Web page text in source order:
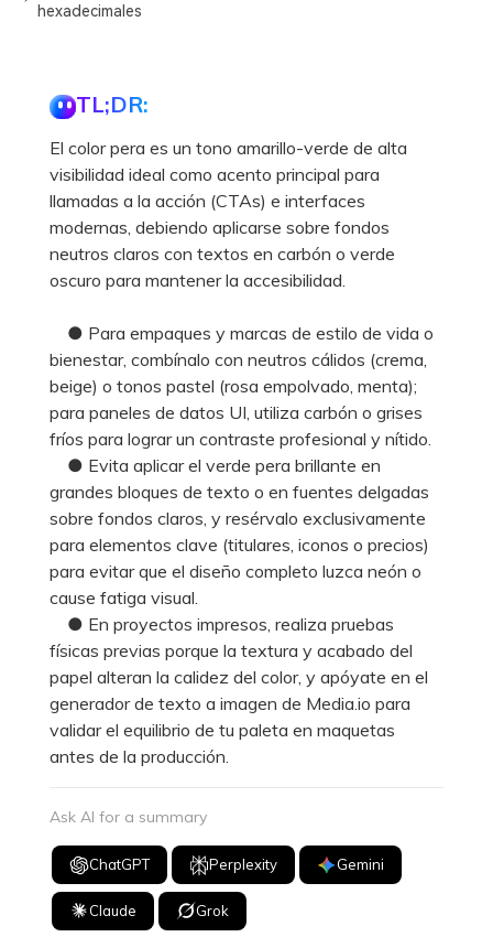
hexadecimales
TL;DR:
El color pera es un tono amarillo-verde de alta
visibilidad ideal como acento principal para
llamadas a la acción (CTAs) e interfaces
modernas, debiendo aplicarse sobre fondos
neutros claros con textos en carbón o verde
oscuro para mantener la accesibilidad.
● Para empaques y marcas de estilo de vida o
bienestar, combínalo con neutros cálidos (crema,
beige) o tonos pastel (rosa empolvado, menta);
para paneles de datos UI, utiliza carbón o grises
fríos para lograr un contraste profesional y nítido.
● Evita aplicar el verde pera brillante en
grandes bloques de texto o en fuentes delgadas
sobre fondos claros, y resérvalo exclusivamente
para elementos clave (titulares, iconos o precios)
para evitar que el diseño completo luzca neón o
cause fatiga visual.
● En proyectos impresos, realiza pruebas
físicas previas porque la textura y acabado del
papel alteran la calidez del color, y apóyate en el
generador de texto a imagen de Media.io para
validar el equilibrio de tu paleta en maquetas
antes de la producción.
Ask AI for a summary
ChatGPT Perplexity Gemini
Claude Grok